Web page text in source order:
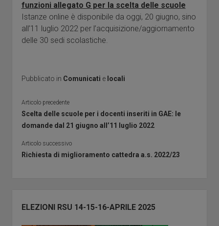
Modulistica
Contratti
apri
menu
Ricerca
Galleria
funzioni allegato G per la scelta delle scuole
Istanze online è disponibile da oggi, 20 giugno, sino
all’11 luglio 2022 per l’acquisizione/aggiornamento
delle 30 sedi scolastiche.
Pubblicato in Comunicati e locali
Articolo precedente
Scelta delle scuole per i docenti inseriti in GAE: le
domande dal 21 giugno all’11 luglio 2022
Articolo successivo
Richiesta di miglioramento cattedra a.s. 2022/23
laterale
ELEZIONI RSU 14-15-16-APRILE 2025